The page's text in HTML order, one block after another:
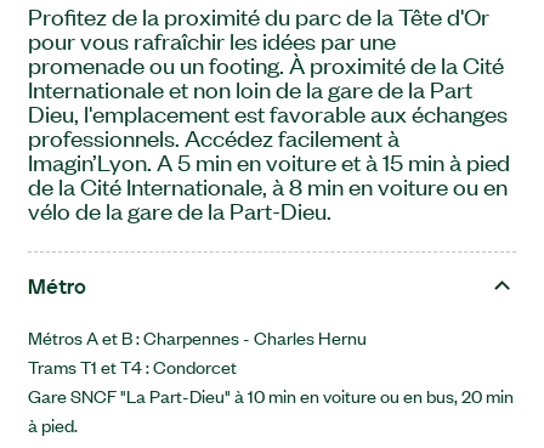
Profitez de la proximité du parc de la Tête d'Or
pour vous rafraîchir les idées par une
promenade ou un footing. À proximité de la Cité
Internationale et non loin de la gare de la Part
Dieu, l'emplacement est favorable aux échanges
professionnels. Accédez facilement à
Imagin’Lyon. A 5 min en voiture et à 15 min à pied
de la Cité Internationale, à 8 min en voiture ou en
vélo de la gare de la Part-Dieu.
Métro
Métros A et B : Charpennes - Charles Hernu
Trams T1 et T4 : Condorcet
Gare SNCF "La Part-Dieu" à 10 min en voiture ou en bus, 20 min
à pied.